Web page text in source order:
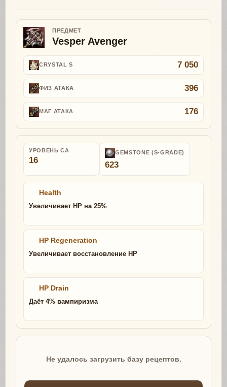
ПРЕДМЕТ
Vesper Avenger
CRYSTAL S 7 050
ФИЗ АТАКА 396
МАГ АТАКА 176
УРОВЕНЬ СА
16
GEMSTONE (S-GRADE)
623
Health
Увеличивает HP на 25%
HP Regeneration
Увеличивает восстановление HP
HP Drain
Даёт 4% вампиризма
Не удалось загрузить базу рецептов.